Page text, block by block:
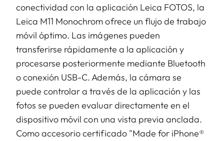
conectividad con la aplicación Leica FOTOS, la
Leica M11 Monochrom ofrece un flujo de trabajo
móvil óptimo. Las imágenes pueden
transferirse rápidamente a la aplicación y
procesarse posteriormente mediante Bluetooth
o conexión USB-C. Además, la cámara se
puede controlar a través de la aplicación y las
fotos se pueden evaluar directamente en el
dispositivo móvil con una vista previa anclada.
Como accesorio certificado "Made for iPhone®